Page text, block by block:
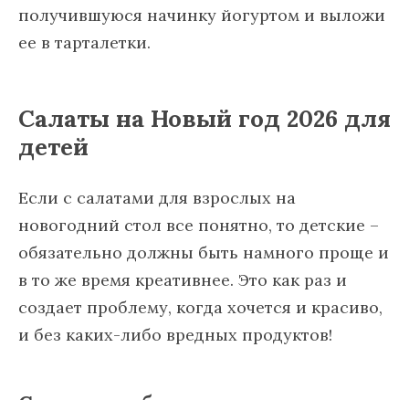
получившуюся начинку йогуртом и выложи
ее в тарталетки.
Салаты на Новый год 2026 для
детей
Если с салатами для взрослых на
новогодний стол все понятно, то детские –
обязательно должны быть намного проще и
в то же время креативнее. Это как раз и
создает проблему, когда хочется и красиво,
и без каких-либо вредных продуктов!